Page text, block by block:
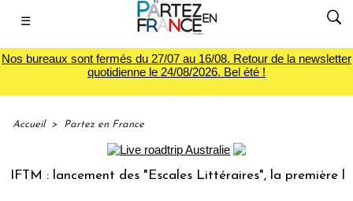
☰
Nos bureaux sont fermés du 27/07 au 16/08. Retour de la newsletter
quotidienne le 24/08/2026. Bel été !
Accueil > Partez en France
: lancement des "Escales Littéraires", la première